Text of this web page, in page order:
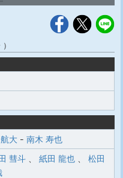
大 - 南木 寿也
彗斗 紙田 龍也
松田